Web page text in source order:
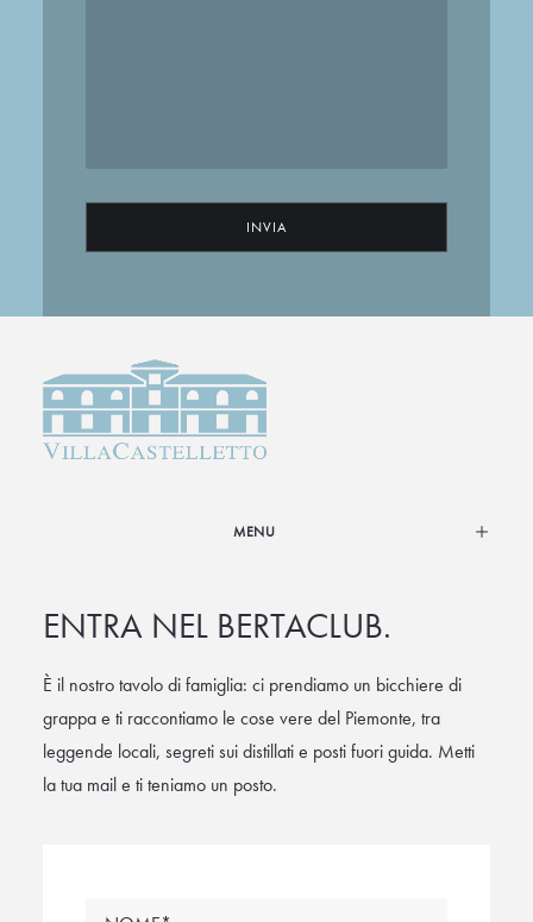
MENU
ENTRA NEL BERTACLUB.
È il nostro tavolo di famiglia: ci prendiamo un bicchiere di
grappa e ti raccontiamo le cose vere del Piemonte, tra
leggende locali, segreti sui distillati e posti fuori guida. Metti
la tua mail e ti teniamo un posto.